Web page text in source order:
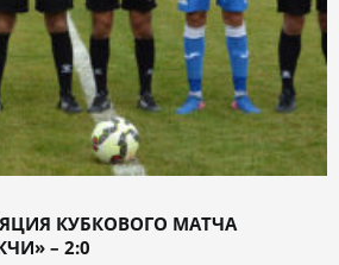
КУБКОВОГО МАТЧА
– 2:0